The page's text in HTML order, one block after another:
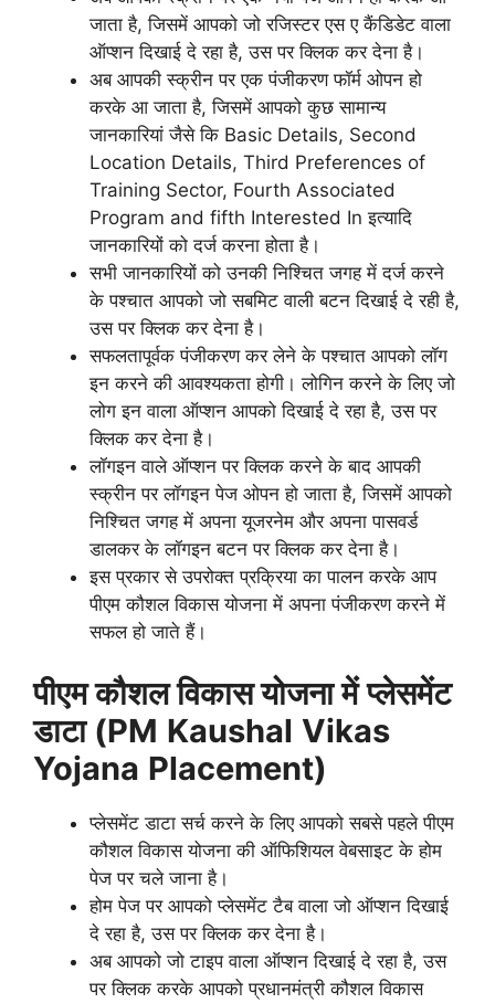
जाता है, जिसमें आपको जो रजिस्टर एस ए कैंडिडेट वाला
ऑप्शन दिखाई दे रहा है, उस पर क्लिक कर देना है।
अब आपकी स्क्रीन पर एक पंजीकरण फॉर्म ओपन हो
करके आ जाता है, जिसमें आपको कुछ सामान्य
जानकारियां जैसे कि Basic Details, Second
Location Details, Third Preferences of
Training Sector, Fourth Associated
Program and fifth Interested In इत्यादि
जानकारियों को दर्ज करना होता है।
सभी जानकारियों को उनकी निश्चित जगह में दर्ज करने
के पश्चात आपको जो सबमिट वाली बटन दिखाई दे रही है,
उस पर क्लिक कर देना है।
सफलतापूर्वक पंजीकरण कर लेने के पश्चात आपको लॉग
इन करने की आवश्यकता होगी। लोगिन करने के लिए जो
लोग इन वाला ऑप्शन आपको दिखाई दे रहा है, उस पर
क्लिक कर देना है।
लॉगइन वाले ऑप्शन पर क्लिक करने के बाद आपकी
स्क्रीन पर लॉगइन पेज ओपन हो जाता है, जिसमें आपको
निश्चित जगह में अपना यूजरनेम और अपना पासवर्ड
डालकर के लॉगइन बटन पर क्लिक कर देना है।
इस प्रकार से उपरोक्त प्रक्रिया का पालन करके आप
पीएम कौशल विकास योजना में अपना पंजीकरण करने में
सफल हो जाते हैं।
पीएम कौशल विकास योजना में प्लेसमेंट
डाटा (PM Kaushal Vikas
Yojana Placement)
प्लेसमेंट डाटा सर्च करने के लिए आपको सबसे पहले पीएम
कौशल विकास योजना की ऑफिशियल वेबसाइट के होम
पेज पर चले जाना है।
होम पेज पर आपको प्लेसमेंट टैब वाला जो ऑप्शन दिखाई
दे रहा है, उस पर क्लिक कर देना है।
अब आपको जो टाइप वाला ऑप्शन दिखाई दे रहा है, उस
पर क्लिक करके आपको प्रधानमंत्री कौशल विकास